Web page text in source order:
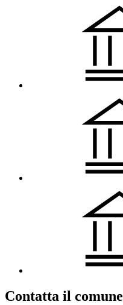
Contatta il comune